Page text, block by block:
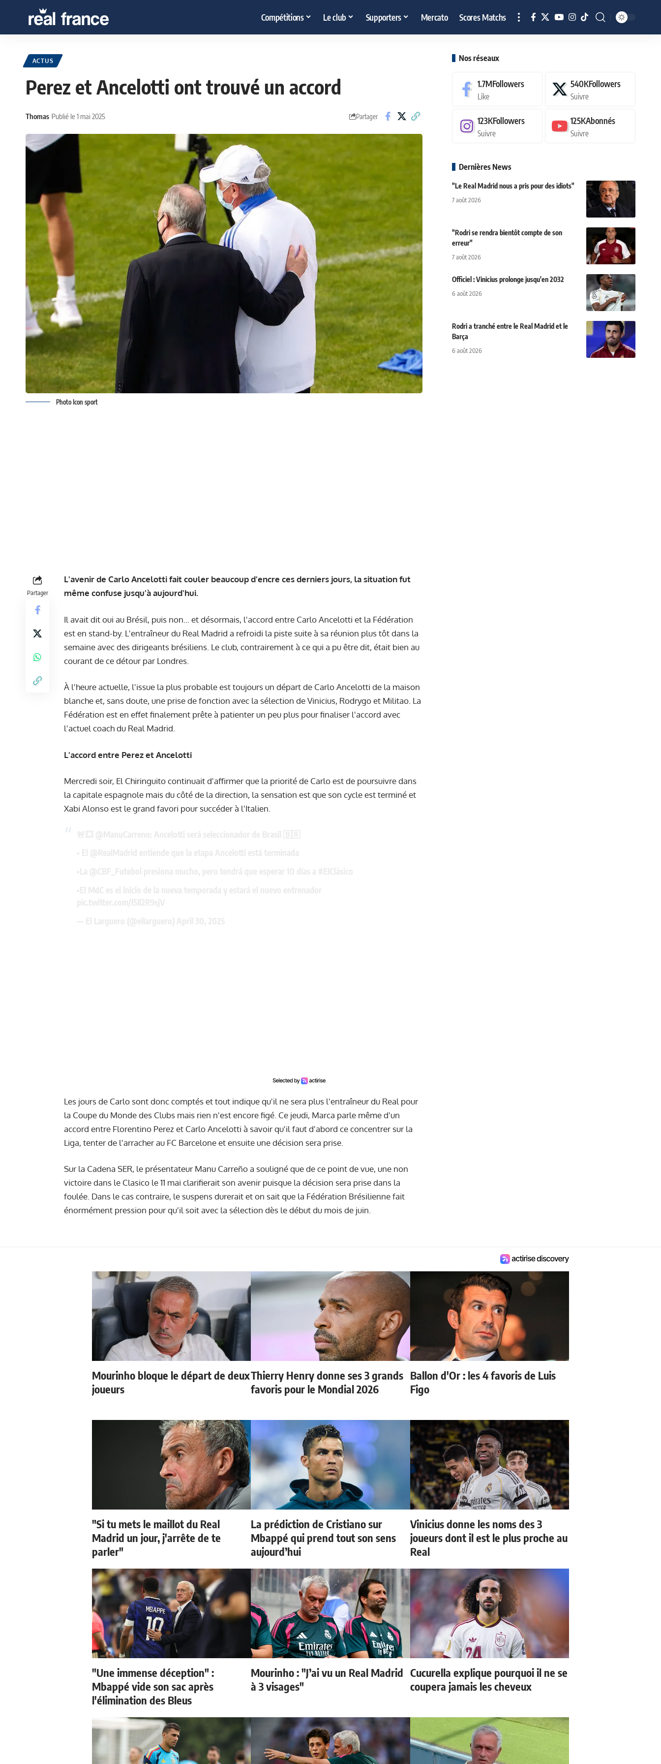
Compétitions Le club Supporters Mercato Scores Matchs
ACTUS
Perez et Ancelotti ont trouvé un accord
Thomas Publié le 1 mai 2025 Partager
Photo Icon sport
Partager
L'avenir de Carlo Ancelotti fait couler beaucoup d'encre ces derniers jours, la situation fut
même confuse jusqu'à aujourd'hui.
Il avait dit oui au Brésil, puis non... et désormais, l'accord entre Carlo Ancelotti et la Fédération
est en stand-by. L'entraîneur du Real Madrid a refroidi la piste suite à sa réunion plus tôt dans la
semaine avec des dirigeants brésiliens. Le club, contrairement à ce qui a pu être dit, était bien au
courant de ce détour par Londres.
À l'heure actuelle, l'issue la plus probable est toujours un départ de Carlo Ancelotti de la maison
blanche et, sans doute, une prise de fonction avec la sélection de Vinicius, Rodrygo et Militao. La
Fédération est en effet finalement prête à patienter un peu plus pour finaliser l'accord avec
l'actuel coach du Real Madrid.
L'accord entre Perez et Ancelotti
Mercredi soir, El Chiringuito continuait d'affirmer que la priorité de Carlo est de poursuivre dans
la capitale espagnole mais du côté de la direction, la sensation est que son cycle est terminé et
Xabi Alonso est le grand favori pour succéder à l'Italien.
Les jours de Carlo sont donc comptés et tout indique qu'il ne sera plus l'entraîneur du Real pour
la Coupe du Monde des Clubs mais rien n'est encore figé. Ce jeudi, Marca parle même d'un
accord entre Florentino Perez et Carlo Ancelotti à savoir qu'il faut d'abord ce concentrer sur la
Liga, tenter de l'arracher au FC Barcelone et ensuite une décision sera prise.
Sur la Cadena SER, le présentateur Manu Carreño a souligné que de ce point de vue, une non
victoire dans le Clasico le 11 mai clarifierait son avenir puisque la décision sera prise dans la
foulée. Dans le cas contraire, le suspens durerait et on sait que la Fédération Brésilienne fait
énormément pression pour qu'il soit avec la sélection dès le début du mois de juin.
Nos réseaux
1.7MFollowers
Like
540KFollowers
Suivre
123KFollowers
Suivre
125KAbonnés
Suivre
Dernières News
"Le Real Madrid nous a pris pour des idiots"
7 août 2026
"Rodri se rendra bientôt compte de son
erreur"
7 août 2026
Officiel : Vinicius prolonge jusqu'en 2032
6 août 2026
Rodri a tranché entre le Real Madrid et le
Barça
6 août 2026
Mourinho bloque le départ de deux
joueurs
Thierry Henry donne ses 3 grands
favoris pour le Mondial 2026
Ballon d'Or : les 4 favoris de Luis
Figo
"Si tu mets le maillot du Real
Madrid un jour, j'arrête de te
parler"
La prédiction de Cristiano sur
Mbappé qui prend tout son sens
aujourd’hui
Vinicius donne les noms des 3
joueurs dont il est le plus proche au
Real
"Une immense déception" :
Mbappé vide son sac après
l'élimination des Bleus
Mourinho : "J’ai vu un Real Madrid
à 3 visages"
Cucurella explique pourquoi il ne se
coupera jamais les cheveux